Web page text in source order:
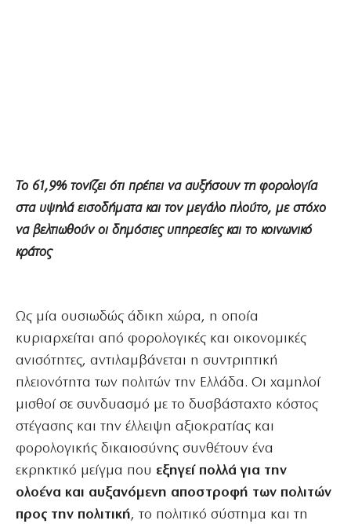
Το 61,9% τονίζει ότι πρέπει να αυξήσουν τη φορολογία
στα υψηλά εισοδήματα και τον μεγάλο πλούτο, με στόχο
να βελτιωθούν οι δημόσιες υπηρεσίες και το κοινωνικό
κράτος
Ως μία ουσιωδώς άδικη χώρα, η οποία
κυριαρχείται από φορολογικές και οικονομικές
ανισότητες, αντιλαμβάνεται η συντριπτική
πλειονότητα των πολιτών την Ελλάδα. Οι χαμηλοί
μισθοί σε συνδυασμό με το δυσβάσταχτο κόστος
στέγασης και την έλλειψη αξιοκρατίας και
φορολογικής δικαιοσύνης συνθέτουν ένα
εκρηκτικό μείγμα που εξηγεί πολλά για την
ολοένα και αυξανόμενη αποστροφή των πολιτών
προς την πολιτική, το πολιτικό σύστημα και τη